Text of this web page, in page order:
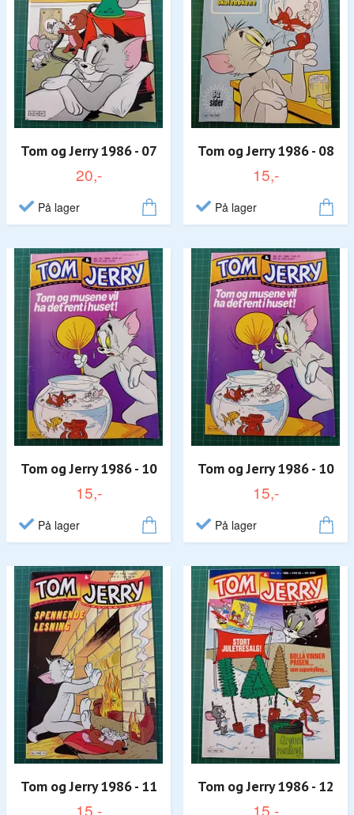
Tom og Jerry 1986 - 07
20,-
På lager
Tom og Jerry 1986 - 08
15,-
På lager
Tom og Jerry 1986 - 10
15,-
På lager
Tom og Jerry 1986 - 10
15,-
På lager
Tom og Jerry 1986 - 11
15,-
Tom og Jerry 1986 - 12
15,-